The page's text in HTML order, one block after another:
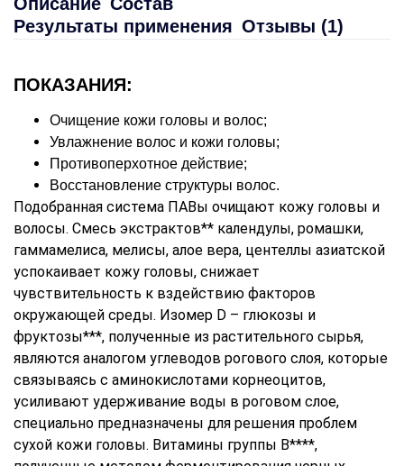
Результаты применения Отзывы (1)
ПОКАЗАНИЯ:
Очищение кожи головы и волос;
Увлажнение волос и кожи головы;
Противоперхотное действие;
Восстановление структуры волос.
Подобранная система ПАВы очищают кожу головы и
волосы. Смесь экстрактов** календулы, ромашки,
гаммамелиса, мелисы, алое вера, центеллы азиатской
успокаивает кожу головы, снижает
чувствительность к вздействию факторов
окружающей среды. Изомер D – глюкозы и
фруктозы***, полученные из растительного сырья,
являются аналогом углеводов рогового слоя, которые
связываясь с аминокислотами корнеоцитов,
усиливают удерживание воды в роговом слое,
специально предназначены для решения проблем
сухой кожи головы. Витамины группы В****,